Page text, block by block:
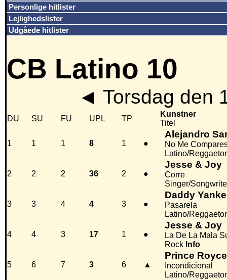
Personlige hitlister
Lejlighedslister
Udgåede hitlister
CB Latino 10
◄ Torsdag den
DU SU FU UPL TP
Kunstner
Titel
1 1 1 8 1 ●
Alejandro
No Me
Latino/
2 2 2 36 2 ●
Jesse & Joy
Corre
Singer/
3 3 4 4 3 ●
Daddy
Pasarela
Latino/
4 4 3 17 1 ●
Jesse & Joy
La De La Mala
Rock Info
5 6 7 3 6 ▲
Prince Royce
Incondicional
Latino/